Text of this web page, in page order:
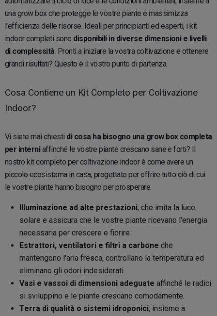
una grow box che protegge le vostre piante e massimizza
l'efficienza delle risorse. Ideali per principianti ed esperti, i kit
indoor completi sono disponibili in diverse dimensioni e livelli
di complessità. Pronti a iniziare la vostra coltivazione e ottenere
grandi risultati? Questo è il vostro punto di partenza.
Cosa Contiene un Kit Completo per Coltivazione
Indoor?
Vi siete mai chiesti di cosa ha bisogno una grow box completa
per interniaffinché le vostre piante crescano sane e forti? Il
nostro kit completo per coltivazione indoor è come avere un
piccolo ecosistema in casa, progettato per offrire tutto ciò di cui
le vostre piante hanno bisogno per prosperare.
Illuminazione ad alte prestazioni, che imita la luce
solare e assicura che le vostre piante ricevano l'energia
necessaria per crescere e fiorire.
Estrattori, ventilatori e filtri a carbone che
mantengono l'aria fresca, controllano la temperatura ed
eliminano gli odori indesiderati.
Vasi e vassoi di dimensioni adeguate affinché le radici
si sviluppino e le piante crescano comodamente.
Terra di qualità o sistemi idroponici, insieme a